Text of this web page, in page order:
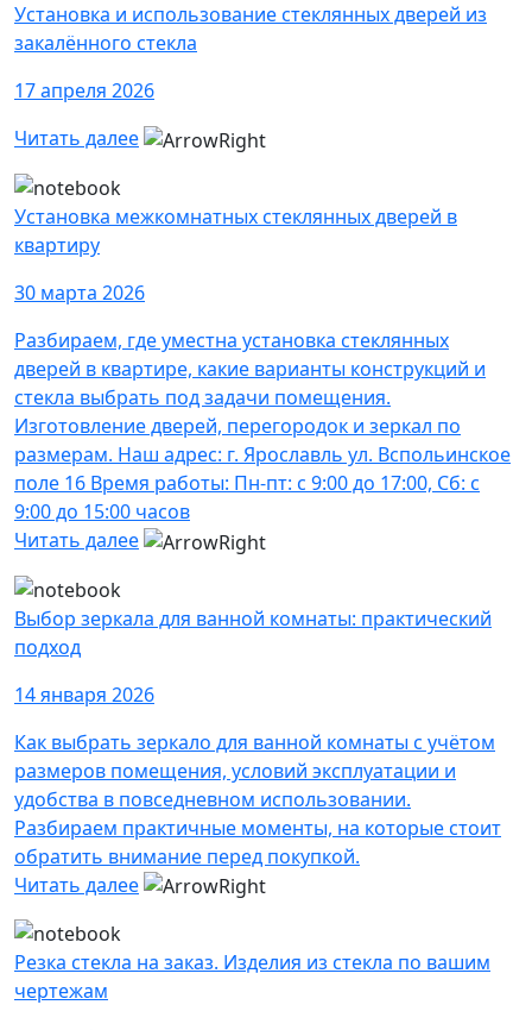
Установка и использование стеклянных дверей из
закалённого стекла
17 апреля 2026
Читать далее
Установка межкомнатных стеклянных дверей в
квартиру
30 марта 2026
Разбираем, где уместна установка стеклянных
дверей в квартире, какие варианты конструкций и
стекла выбрать под задачи помещения.
Изготовление дверей, перегородок и зеркал по
размерам. Наш адрес: г. Ярославль ул. Вспольинское
поле 16 Время работы: Пн-пт: с 9:00 до 17:00, Сб: с
9:00 до 15:00 часов
Читать далее
Выбор зеркала для ванной комнаты: практический
подход
14 января 2026
Как выбрать зеркало для ванной комнаты с учётом
размеров помещения, условий эксплуатации и
удобства в повседневном использовании.
Разбираем практичные моменты, на которые стоит
обратить внимание перед покупкой.
Читать далее
Резка стекла на заказ. Изделия из стекла по вашим
чертежам